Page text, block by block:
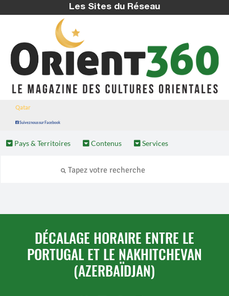
Les Sites du Réseau
Qatar
Suivez nous sur Facebook
Pays & Territoires Contenus Services
DÉCALAGE HORAIRE ENTRE LE
PORTUGAL ET LE NAKHITCHEVAN
(AZERBAÏDJAN)